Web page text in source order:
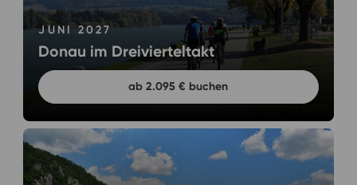
JUNI 2027
Donau im Dreivierteltakt
ab 2.095 € buchen